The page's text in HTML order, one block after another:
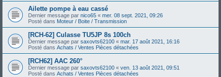
Ailette pompe à eau cassé
Dernier message par nico65 « mer. 08 sept. 2021, 09:26
Posté dans Moteur / Boite / Transmission
[RCH-62] Culasse TU5JP 8s 100ch
Dernier message par saxovts62100 « mar. 17 août 2021, 16:16
Posté dans Achats / Ventes Pièces détachées
[RCH62] AAC 260°
Dernier message par saxovts62100 « ven. 13 août 2021, 09:51
Posté dans Achats / Ventes Pièces détachées